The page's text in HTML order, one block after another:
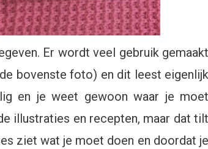
Er wordt veel gebruik gemaakt
bovenste foto) en dit leest eigenlijk
en je weet gewoon waar je moet
illustraties en recepten, maar dat tilt
ziet wat je moet doen en doordat je